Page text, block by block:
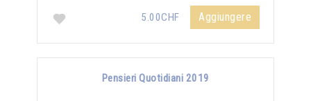
5.00CHF Aggiungere
Pensieri Quotidiani 2019